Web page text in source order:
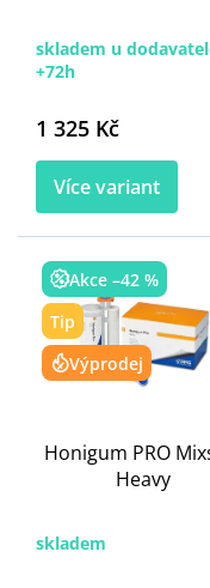
skladem u
+72h
1 325 Kč
Více variant
Akce –42 %
Tip
Výprodej
Honigum PRO
Heavy
skladem